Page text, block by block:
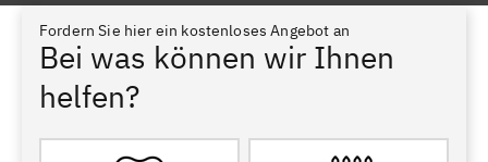
Fordern Sie hier ein kostenloses Angebot an
Bei was können wir Ihnen
helfen?